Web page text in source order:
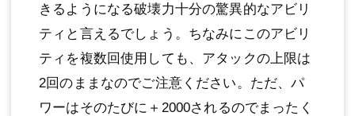
きるようになる破壊力十分の驚異的なアビリ
ティと言えるでしょう。ちなみにこのアビリ
ティを複数回使用しても、アタックの上限は
2回のままなのでご注意ください。ただ、パ
ワーはそのたびに＋2000されるのでまったく